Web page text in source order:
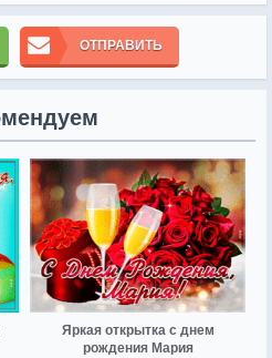
ОТПРАВИТЬ
Яркая открытка с днем
рождения Мария